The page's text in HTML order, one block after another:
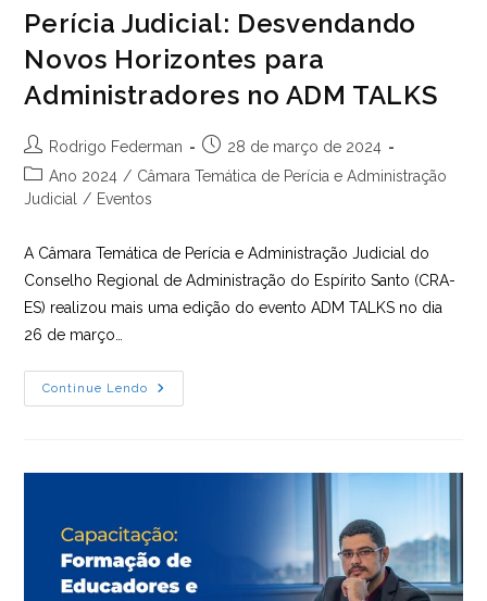
Perícia Judicial: Desvendando
Novos Horizontes para
Administradores no ADM TALKS
Autor
do
post:
Rodrigo Federman
Post
publicado:
28 de março de 2024
Categoria
do
Ano 2024 / Câmara Temática de Perícia e Administração
Judicial / Eventos
A Câmara Temática de Perícia e Administração Judicial do
Conselho Regional de Administração do Espírito Santo (CRA-
ES) realizou mais uma edição do evento ADM TALKS no dia
26 de março…
Continue Lendo
Perícia
Judicial:
TALKS